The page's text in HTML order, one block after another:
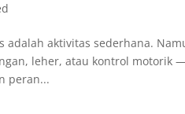
adalah aktivitas sederhana.
leher, atau kontrol
peran...